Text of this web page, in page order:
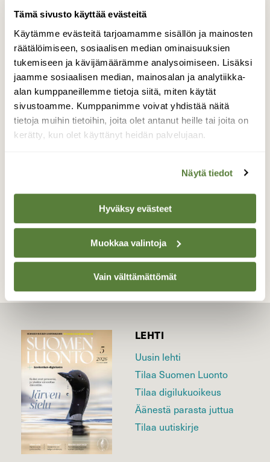
Tämä sivusto käyttää evästeitä
Käytämme evästeitä tarjoamamme sisällön ja mainosten
räätälöimiseen, sosiaalisen median ominaisuuksien
tukemiseen ja kävijämäärämme analysoimiseen. Lisäksi
jaamme sosiaalisen median, mainosalan ja analytiikka-
alan kumppaneillemme tietoja siitä, miten käytät
sivustoamme. Kumppanimme voivat yhdistää näitä
tietoja muihin tietoihin, joita olet antanut heille tai joita on
kerätty, kun olet käyttänyt heidän palvelujaan.
Näytä tiedot
Hyväksy evästeet
Muokkaa valintoja
Vain välttämättömät
Suruvaippa
Tämä perhonen oli tulla silmille. Vähän on
rähjääntynyt reissussa. Istui kivipaadelle
aurigonottoon.
TAKAISIN LISTAAN
LEHTI
Uusin lehti
Tilaa Suomen Luonto
Tilaa digilukuoikeus
Äänestä parasta juttua
Tilaa uutiskirje